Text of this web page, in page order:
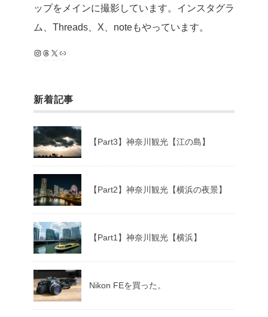
ップをメインに撮影しています。インスタグラ
ム、Threads、X、noteもやっています。
Instagram
Threads
X note
新着記事
【Part3】神奈川観光【江の島】
【Part2】神奈川観光【横浜の夜景】
【Part1】神奈川観光【横浜】
Nikon FEを買った。